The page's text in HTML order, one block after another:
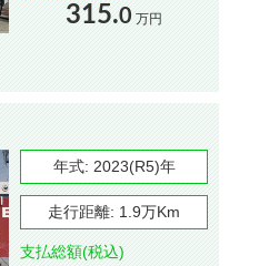
315.0 万円
年式: 2023(R5)年
走行距離: 1.9万Km
支払総額(税込)